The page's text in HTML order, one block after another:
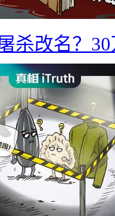
杀改名？